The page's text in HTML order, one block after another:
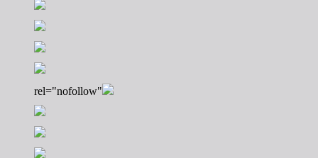
rel="nofollow"